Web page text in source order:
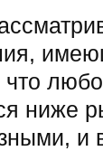
что
ниже
и